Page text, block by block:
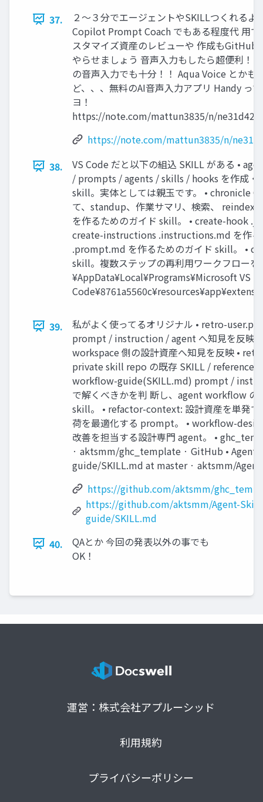
37.
２〜３分でエージェントやSKILLつくれるよ
Copilot Prompt Coach でもある程度代 用で
スタマイズ資産のレビューや 作成も
やらせましょう 音声入力もしたら超便利！
の音声入力でも十分！！ Aqua Voice とかも
ど、、、無料のAI音声入力アプリ Handy っ
ヨ！
https://note.com/mattun3835/n/
https://note.com/mattun3835/n/
38.
VS Code だと以下の組込 SKILL がある •
/ prompts / agents / skills / hooks を作成・
skill。実体としては親玉です。 • chronicle
て、standup、作業サマリ、検索、 reindex
を作るためのガイド skill。 • create-hook
create-instructions .instructions.md を作
.prompt.md を作るためのガイド skill。 •
skill。複数ステップの再利用ワークフロー
¥AppData¥Local¥Programs¥Microsoft VS
39.
私がよく使ってるオリジナル • retro-
prompt / instruction / agent へ知見を反映
workspace 側の設計資産へ知見を反映 •
private skill repo の既存 SKILL / references
workflow-guide(SKILL.md) prompt /
で解くべきかを判 断し、agent workflow の
skill。 • refactor-context: 設計資産を単発で
荷を最適化する prompt。 • workflow-
改善を担当する設計専門 agent。 •
· aktsmm/ghc_template · GitHub •
guide/SKILL.md at master · aktsmm/
https://github.com/aktsmm/
https://github.com/aktsmm/Agent-
guide/SKILL.md
40.
QAとか 今回の発表以外の事でも
OK！
運営：株式会社アプルーシッド
利用規約
プライバシーポリシー